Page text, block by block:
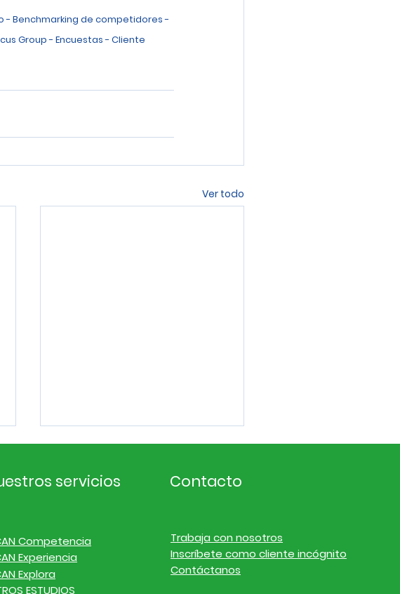
- Benchmarking de competidores -
Group - Encuestas - Cliente
Ver todo
Inteligencia de
mercado. Noticias de
servicios
Competencia
Experiencia
Explora
ESTUDIOS
Contacto
Trabaja con nosotros
Inscríbete como cliente incógnito
Contáctanos